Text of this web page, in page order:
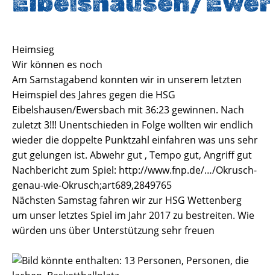
Heimsieg
Wir können es noch
Am Samstagabend konnten wir in unserem letzten
Heimspiel des Jahres gegen die HSG
Eibelshausen/Ewersbach mit 36:23 gewinnen. Nach
zuletzt 3!!! Unentschieden in Folge wollten wir endlich
wieder die doppelte Punktzahl einfahren was uns sehr
gut gelungen ist. Abwehr gut , Tempo gut, Angriff gut
Nachbericht zum Spiel: http://www.fnp.de/…/Okrusch-
genau-wie-Okrusch;art689,2849765
Nächsten Samstag fahren wir zur HSG Wettenberg
um unser letztes Spiel im Jahr 2017 zu bestreiten. Wie
würden uns über Unterstützung sehr freuen